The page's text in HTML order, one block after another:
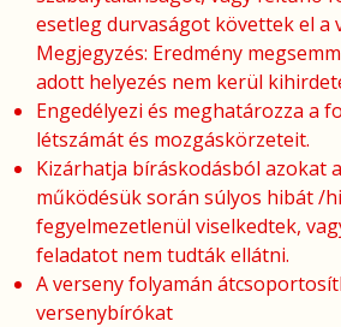
esetleg durvaságot követtek el a
Megjegyzés: Eredmény
adott helyezés nem kerül
Engedélyezi és meghatározza a
létszámát és mozgáskörzeteit.
Kizárhatja bíráskodásból azokat
működésük során súlyos hibát /
fegyelmezetlenül viselkedtek,
feladatot nem tudták ellátni.
A verseny folyamán
versenybírókat